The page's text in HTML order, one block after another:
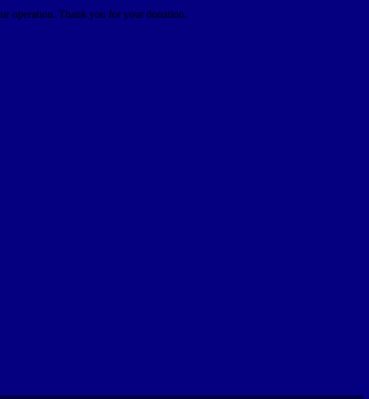
operation. Thank you for your donation.